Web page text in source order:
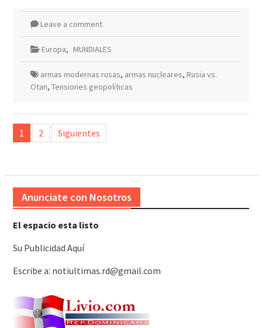
Leave a comment
Europa, MUNDIALES
armas modernas rusas, armas nucleares, Rusia vs.
Otan, Tensiones geopolíticas
Paginación
de
1 2 Siguientes
Anunciate con Nosotros
El espacio esta listo
Su Publicidad Aquí
Escribe a: notiultimas.rd@gmail.com